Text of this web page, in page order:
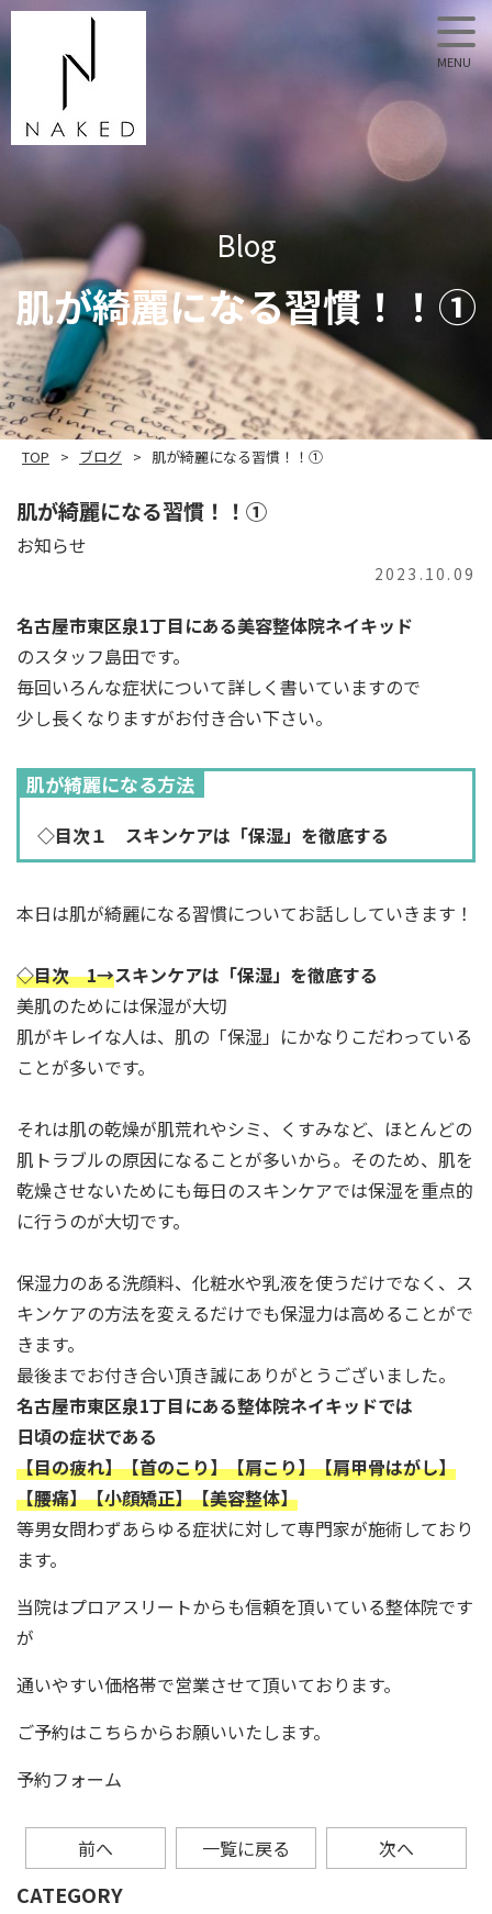
Blog
肌が綺麗になる習慣！！①
TOP ブログ 肌が綺麗になる習慣！！①
肌が綺麗になる習慣！！①
お知らせ
2023.10.09
名古屋市東区泉1丁目にある美容整体院ネイキッド
のスタッフ島田です。
毎回いろんな症状について詳しく書いていますので
少し長くなりますがお付き合い下さい。
肌が綺麗になる方法
◇目次１ スキンケアは「保湿」を徹底する
本日は肌が綺麗になる習慣についてお話ししていきます！
◇目次 1→スキンケアは「保湿」を徹底する
美肌のためには保湿が大切
肌がキレイな人は、肌の「保湿」にかなりこだわっている
ことが多いです。
それは肌の乾燥が肌荒れやシミ、くすみなど、ほとんどの
肌トラブルの原因になることが多いから。そのため、肌を
乾燥させないためにも毎日のスキンケアでは保湿を重点的
に行うのが大切です。
保湿力のある洗顔料、化粧水や乳液を使うだけでなく、ス
キンケアの方法を変えるだけでも保湿力は高めることがで
きます。
最後までお付き合い頂き誠にありがとうございました。
名古屋市東区泉1丁目にある整体院ネイキッドでは
日頃の症状である
【目の疲れ】【首のこり】【肩こり】【肩甲骨はがし】
【腰痛】【小顔矯正】【美容整体】
等男女問わずあらゆる症状に対して専門家が施術しており
ます。
当院はプロアスリートからも信頼を頂いている整体院です
が
通いやすい価格帯で営業させて頂いております。
ご予約はこちらからお願いいたします。
予約フォーム
前へ 一覧に戻る 次へ
CATEGORY